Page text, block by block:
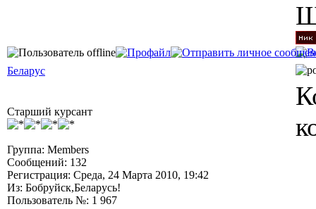
Беларус
Старший курсант
Группа: Members
Сообщений: 132
Регистрация: Среда, 24 Марта 2010, 19:42
Из: Бобруйск,Беларусь!
Пользователь №: 1 967